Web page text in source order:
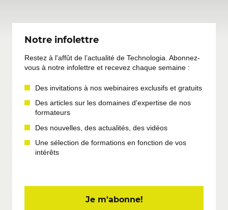
Notre infolettre
Restez à l'affût de l’actualité de Technologia. Abonnez-
vous à notre infolettre et recevez chaque semaine :
Des invitations à nos webinaires exclusifs et gratuits
Des articles sur les domaines d'expertise de nos
formateurs
Des nouvelles, des actualités, des vidéos
Une sélection de formations en fonction de vos
intérêts
Je m'abonne!